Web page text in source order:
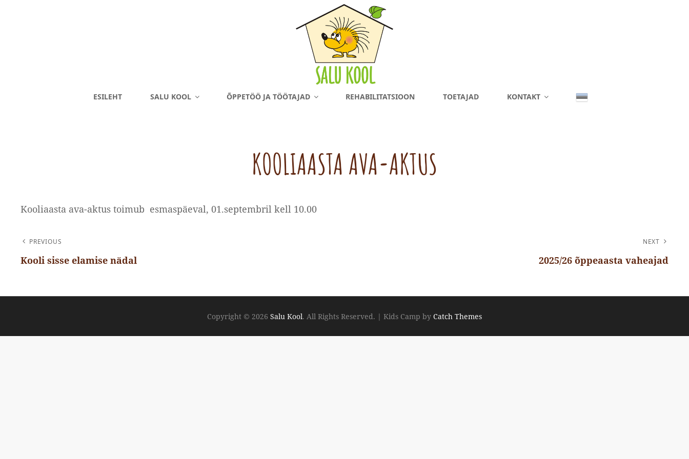
SALU KOOL
ESILEHT SALU KOOL ÕPPETÖÖ JA TÖÖTAJAD REHABILITATSIOON TOETAJAD KONTAKT
KOOLIAASTA AVA-AKTUS
Kooliaasta ava-aktus toimub esmaspäeval, 01.septembril kell 10.00
NAVIGEERIMINE
PREVIOUS
Kooli sisse elamise nädal
NEXT
2025/26 õppeaasta vaheajad
Copyright © 2026 Salu Kool. All Rights Reserved. | Kids Camp by Catch Themes